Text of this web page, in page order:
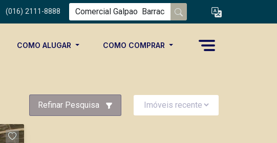
(016) 2111-8888
COMO ALUGAR COMO COMPRAR
Refinar Pesquisa